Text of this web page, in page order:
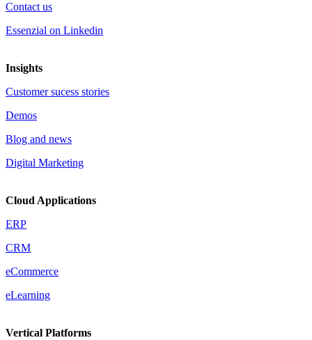
Contact us
Essenzial on Linkedin
Insights
Customer sucess stories
Demos
Blog and news
Digital Marketing
Cloud Applications
ERP
CRM
eCommerce
eLearning
Vertical Platforms